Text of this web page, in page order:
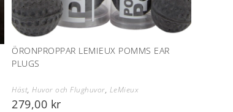
ÖRONPROPPAR LEMIEUX POMMS EAR
PLUGS
Häst,Huvor och Flughuvor, LeMieux
279,00 kr